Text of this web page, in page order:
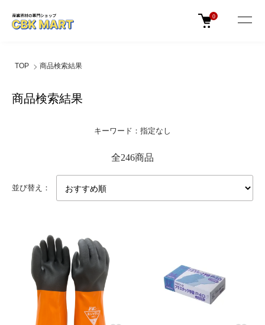
0
TOP 商品検索結果
商品検索結果
キーワード：指定なし
全246商品
並び替え：